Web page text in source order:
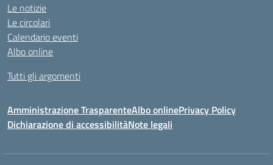
Le notizie
Le circolari
Calendario eventi
Albo online
Tutti gli argomenti
Amministrazione TrasparenteAlbo onlinePrivacy Policy
Dichiarazione di accessibilitàNote legali